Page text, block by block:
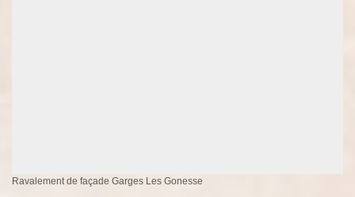
Ravalement de façade Garges Les Gonesse